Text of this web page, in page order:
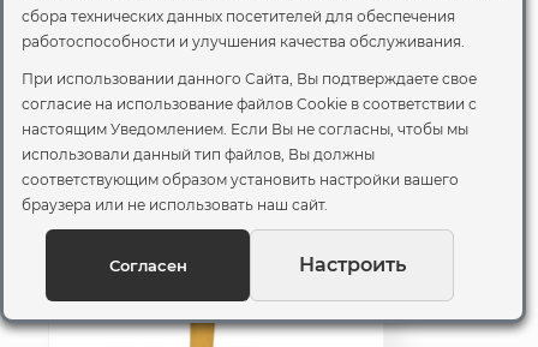
388.8 ₽/шт. ₽ /шт.
Откройте секретную
цену со скидкой
В корзину
Доставка 2-3
дня
сбора технических данных посетителей для обеспечения
работоспособности и улучшения качества обслуживания.
При использовании данного Сайта, Вы подтверждаете свое
согласие на использование файлов Cookie в соответствии с
настоящим Уведомлением. Если Вы не согласны, чтобы мы
использовали данный тип файлов, Вы должны
соответствующим образом установить настройки вашего
браузера или не использовать наш сайт.
Согласен Настроить